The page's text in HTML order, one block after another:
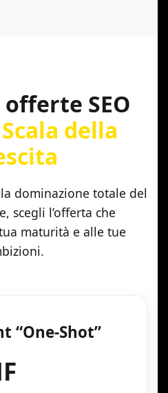
SEO
della
dominazione totale del
scegli l’offerta che
maturità e alle tue
“One-Shot”